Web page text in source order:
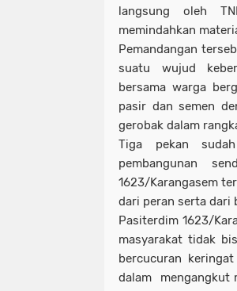
langsung oleh
memindahkan
Pemandangan
suatu wujud
bersama warga
pasir dan semen
gerobak dalam
Tiga pekan
pembangunan
1623/Karangasem
dari peran serta dari
Pasiterdim 1623/
masyarakat tidak
bercucuran
dalam mengangkut